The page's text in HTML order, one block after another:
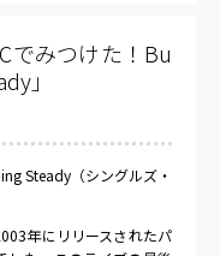
でみつけた！Bu
」
Steady（シングルズ・
年にリリースされたパ